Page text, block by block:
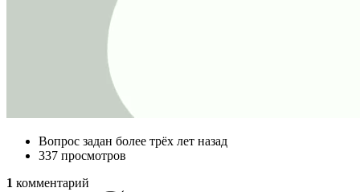
Вопрос задан более трёх лет назад
337 просмотров
1 комментарий